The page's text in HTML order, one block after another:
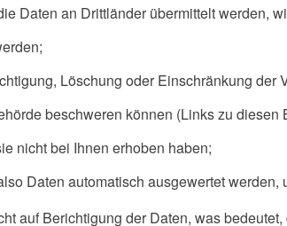
Daten an Drittländer übermittelt werden,
Löschung oder Einschränkung
beschweren können (Links zu diesen
nicht bei Ihnen erhoben haben;
Daten automatisch ausgewertet
auf Berichtigung der Daten, was